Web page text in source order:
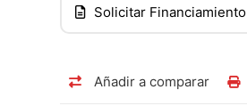
Solicitar Financiamiento
Añadir a comparar